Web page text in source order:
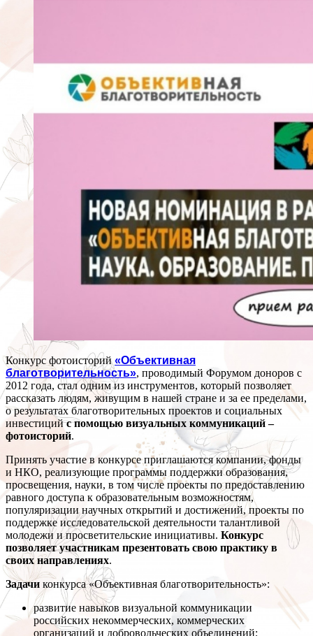
Конкурс фотоисторий«Объективная
благотворительность», проводимый Форумом доноров с
2012 года, стал одним из инструментов, который позволяет
рассказать людям, живущим в нашей стране и за ее пределами,
о результатах благотворительных проектов и социальных
инвестицийс помощью визуальных коммуникаций –
фотоисторий.
Принять участие в конкурсе приглашаются компании, фонды
и НКО, реализующие программы поддержки образования,
просвещения, науки, в том числе проекты по предоставлению
равного доступа к образовательным возможностям,
популяризации научных открытий и достижений, проекты по
поддержке исследовательской деятельности талантливой
молодежи и просветительские инициативы. Конкурс
позволяет участникам презентовать свою практику в
своих направлениях.
Задачи конкурса «Объективная благотворительность»:
развитие навыков визуальной коммуникации
российских некоммерческих, коммерческих
организаций и добровольческих объединений;